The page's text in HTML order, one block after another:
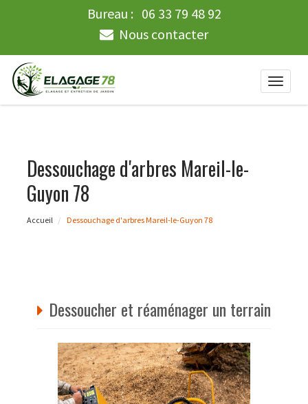
Bureau : 06 33 79 48 92
Nous contacter
Toggle
Dessouchage d'arbres Mareil-le-
Guyon 78
Accueil Dessouchage d'arbres Mareil-le-Guyon 78
Dessoucher et réaménager un terrain